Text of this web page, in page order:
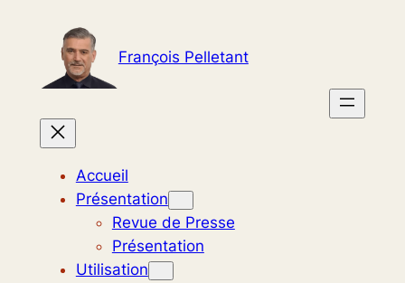
contenu
François Pelletant
Accueil
Présentation
Revue de Presse
Présentation
Utilisation